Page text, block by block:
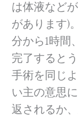
は体液など
があります)
分から1時間
完了すると
手術を同じ
い主の意思
返されるか